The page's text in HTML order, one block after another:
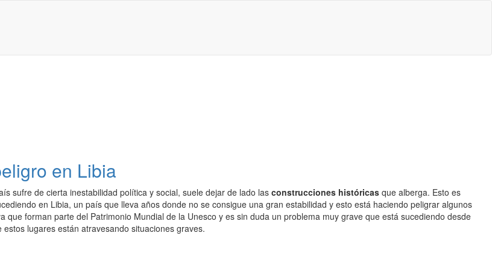
en Libia
sufre de cierta inestabilidad política y social, suele dejar de lado las construcciones históricas que alberga. Esto es
en Libia, un país que lleva años donde no se consigue una gran estabilidad y esto está haciendo peligrar algunos
que forman parte del Patrimonio Mundial de la Unesco y es sin duda un problema muy grave que está sucediendo desde
lugares están atravesando situaciones graves.